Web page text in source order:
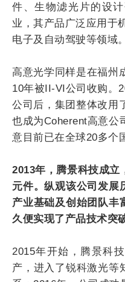
件、生物滤光片的设
业，其产品广泛应用于
电子及自动驾驶等领域。
高意光学同样是在福州
10年被II-VI公司收购。
公司后，集团整体改用
也成为Coherent高意公
意目前已在全球20多个
2013年，腾景科技成立
元件。纵观该公司发展
产业基础及创始团队丰
久便实现了产品技术突
2015年开始，腾景科
产，进入了锐科激光等